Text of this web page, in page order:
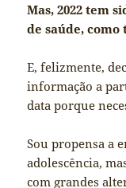
Mas, 2022 tem
de saúde,
E, felizmente,
informação a
data porque
Sou propensa a
adolescência,
com grandes